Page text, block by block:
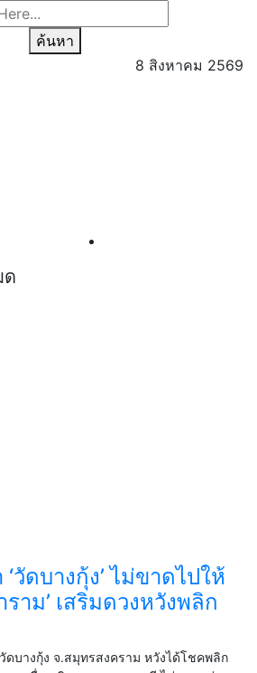
ค้นหา
8 สิงหาคม 2569
ด
วัดบางกุ้ง’ ไม่ขาดไปให้
าม’ เสริมดวงหวังพลิก
ดบางกุ้ง จ.สมุทรสงคราม หวังได้โชคพลิก